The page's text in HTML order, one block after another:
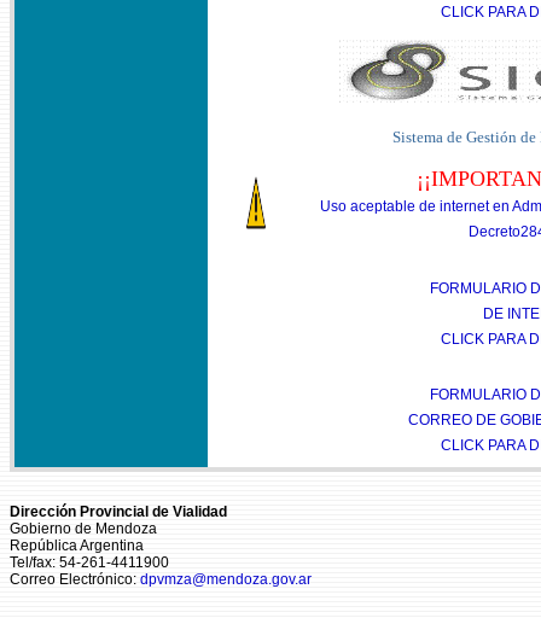
CLICK PARA
Sistema de Gestión de
Uso aceptable de internet en
FORMULARIO
DE
CLICK PARA
FORMULARIO
CORREO DE
CLICK PARA
Dirección Provincial de Vialidad
Gobierno de Mendoza
República Argentina
Tel/fax: 54-261-4411900
Correo Electrónico: dpvmza@mendoza.gov.ar